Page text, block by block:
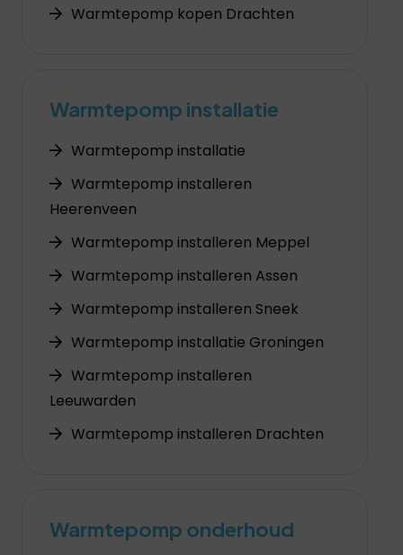
Warmtepomp kopen Drachten
Warmtepomp installatie
Warmtepomp installatie
Warmtepomp installeren
Heerenveen
Warmtepomp installeren Meppel
Warmtepomp installeren Assen
Warmtepomp installeren Sneek
Warmtepomp installatie Groningen
Warmtepomp installeren
Leeuwarden
Warmtepomp installeren Drachten
Warmtepomp onderhoud